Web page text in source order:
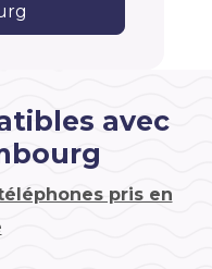
avec
pris en